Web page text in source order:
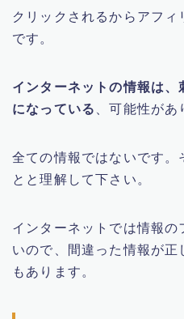
クリックされるからアフ
です。
インターネットの情報は
になっている
、可能性があ
全ての情報ではないです。
とと理解して下さい。
インターネットでは情報
いので、間違った情報が
もあります。